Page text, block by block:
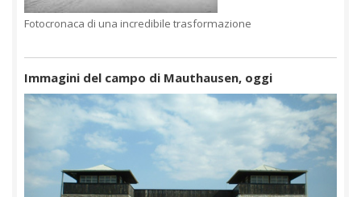
Fotocronaca di una incredibile trasformazione
Immagini del campo di Mauthausen, oggi